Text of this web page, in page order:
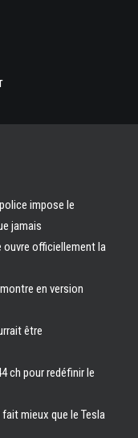
impose le
jamais
ouvre officiellement la
en version
être
ch pour redéfinir le
mieux que le Tesla